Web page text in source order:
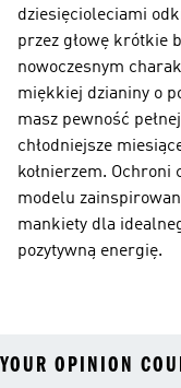
dziesięcioleciami
przez głowę krótkie
nowoczesnym
miękkiej dzianiny o
masz pewność
chłodniejsze
kołnierzem.
modelu
mankiety dla
pozytywną energię.
YOUR OPINION